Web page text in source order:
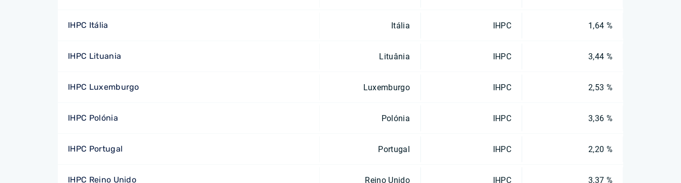
IHPC Itália Itália IHPC 1,64 %
IHPC Lituania Lituânia IHPC 3,44 %
IHPC Luxemburgo Luxemburgo IHPC 2,53 %
IHPC Polónia Polónia IHPC 3,36 %
IHPC Portugal Portugal IHPC 2,20 %
IHPC Reino Unido Reino Unido IHPC 3,37 %